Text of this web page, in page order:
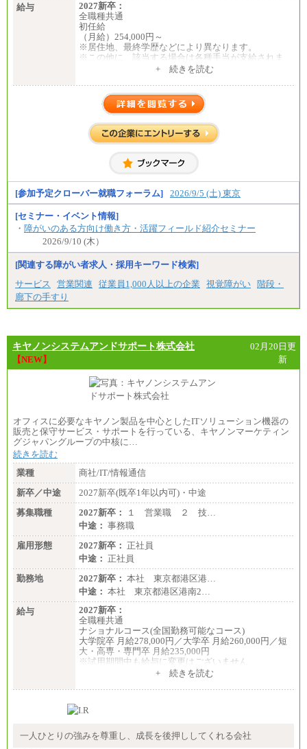
給与
2027新卒：
全職種共通
初任給
（月給）254,000円～
※居住地、最終学歴などにより異なります。
※この他に、該当する場合は各種手当が支給されま
中途：
全職種共通
※居住地、年齢により異なります。
※この他に、該当する場合は各種手当が支給されま
※試用期間中も給与に変更はございません
+ 続きを読む
[参加予定クローバー就職フォーラム] 2026/9/5 (土) 東京
[セミナー・イベント情報]
・ 障がいのある方向け働き方・活躍フィールド紹介セミナー
2026/9/10 (木）
[関連する障がい者求人・採用キーワード検索]
サービス
営業関連 従業員1,000人以上の企業 視覚障がい 階段・
廊下の手すり
キヤノンシステムアンドサポート株式会社
【NEW】
02月20日更
新
オフィスに必要なキヤノン製品を中心としたITソリューション機器の
販売と保守サービス・サポートを行っている、キヤノンマーケティン
グジャパングループの中核に…
続きを読む
業種
商社/IT/情報通信
新卒／中途
2027新卒(既卒1年以内可)・中途
募集職種
2027新卒：
１ 営業職 ２ 技…
中途： 事務職
雇用形態
2027新卒： 正社員
中途： 正社員
勤務地
2027新卒： 本社 東京都港区港…
中途： 本社 東京都港区港南2…
給与
2027新卒：
全職種共通
ナショナルコース(全国勤務可能なコース)
大学院卒 月給278,000円／大学卒 月給260,000円／短
大・高専・専門卒 月給235,000円
※試用期間中も給与に変更はございません
大学院卒 月給264,000円／大学卒 月給250,000円／短
※試用期間中も給与に変更はございません
月給：250,000円～400,000円
+ 続きを読む
一人ひとりの強みを尊重し、成長を後押ししてくれる会社